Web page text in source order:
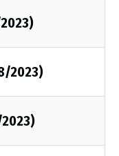
2023)